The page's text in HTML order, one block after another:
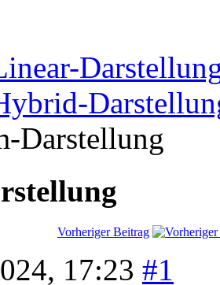
Darstellung
Vorheriger Beitrag
17:23 #1